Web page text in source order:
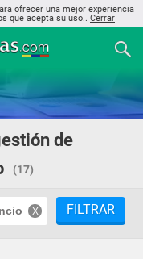
ofrecer una mejor experiencia
que acepta su uso.. Cerrar
de
(17)
FILTRAR